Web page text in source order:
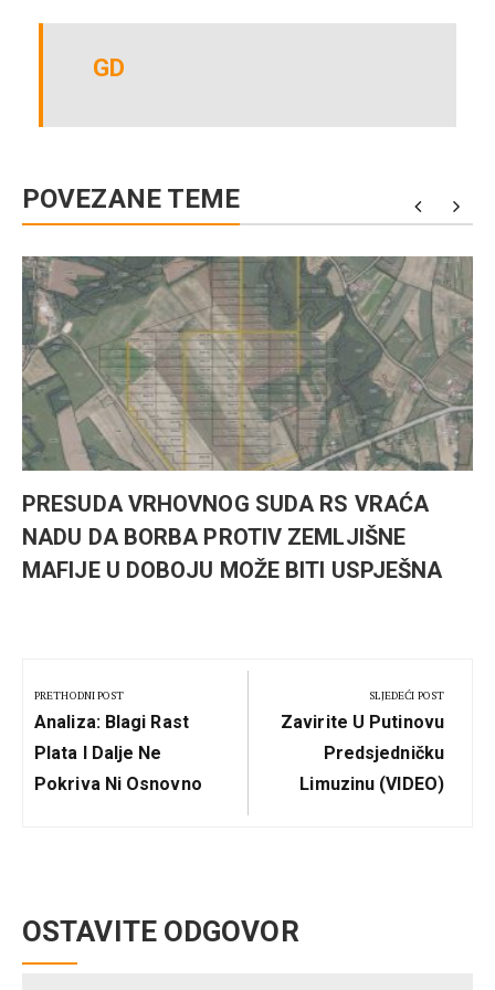
GD
POVEZANE TEME
PRESUDA VRHOVNOG SUDA RS VRAĆA
NADU DA BORBA PROTIV ZEMLJIŠNE
MAFIJE U DOBOJU MOŽE BITI USPJEŠNA
članka
PRETHODNI POST
Previous
Post:
Analiza: Blagi Rast
Plata I Dalje Ne
Pokriva Ni Osnovno
SLJEDEĆI POST
Next
Zavirite U Putinovu
Predsjedničku
Limuzinu (VIDEO)
OSTAVITE ODGOVOR